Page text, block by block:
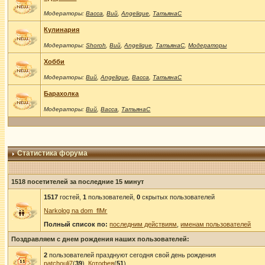
Модераторы:Васса ,Вий ,Angelique ТатьянаС
Кулинария
Модераторы:Shoroh ,Вий ,Angelique ТатьянаС ,Модераторы
Хобби
Модераторы:Вий ,Angelique ,Васса ТатьянаС
Барахолка
Модераторы:Вий ,Васса ТатьянаС
Статистика форума
1518 посетителей за последние 15 минут
1517 гостей,1 пользователей,0 скрытых пользователей
Narkolog na dom_flMr
Полный список по: последним действиям ,именам пользователей
Поздравляем с днем рождения наших пользователей:
2 пользователей празднуют сегодня свой день рождения
patchouli7(39), Котофея(51)